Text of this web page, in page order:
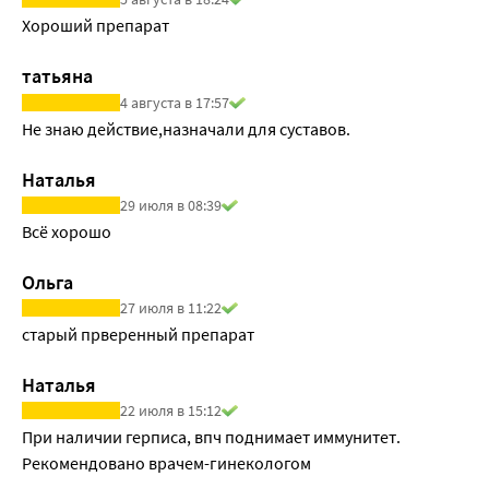
Хороший препарат
татьяна
4 августа в 17:57
Не знаю действие,назначали для суставов.
Наталья
29 июля в 08:39
Всё хорошо
Ольга
27 июля в 11:22
старый прверенный препарат
Наталья
22 июля в 15:12
При наличии герписа, впч поднимает иммунитет.
Рекомендовано врачем-гинекологом